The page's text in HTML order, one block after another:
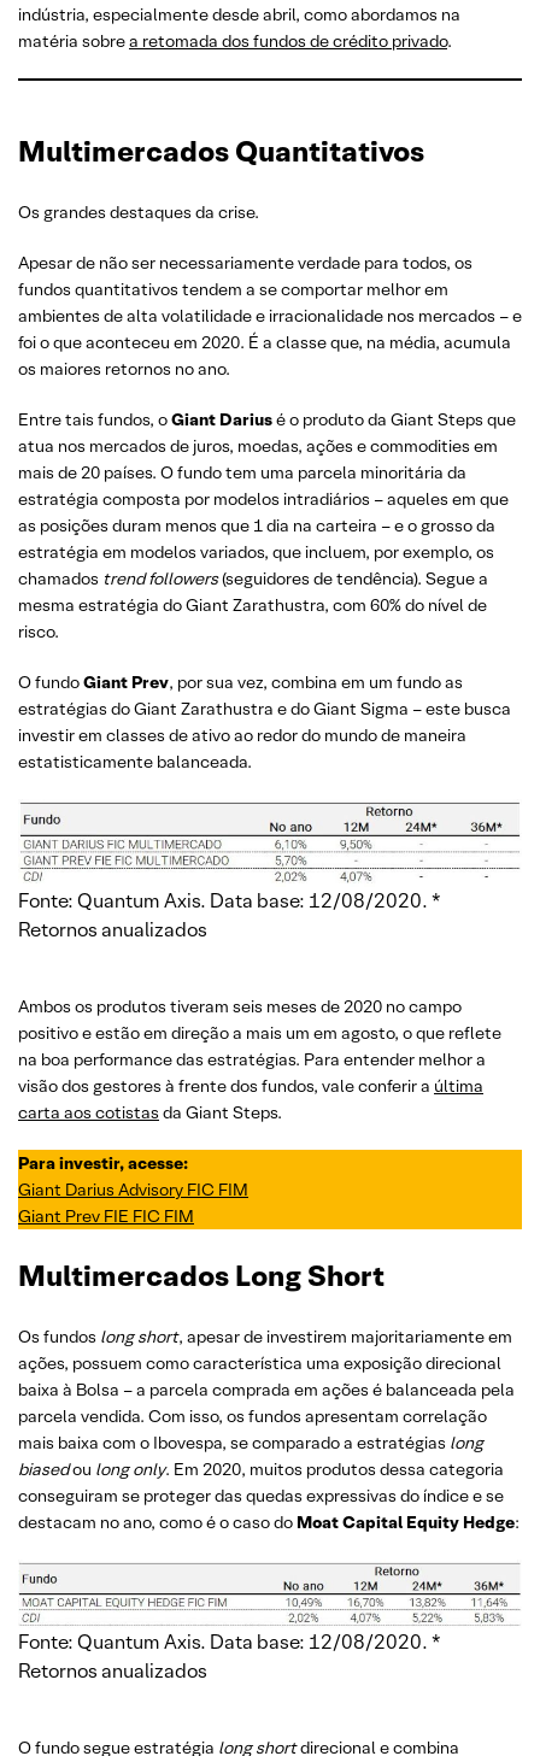
indústria, especialmente desde abril, como abordamos na
matéria sobrea retomada dos fundos de crédito privado.
Multimercados Quantitativos
Os grandes destaques da crise.
Apesar de não ser necessariamente verdade para todos, os
fundos quantitativos tendem a se comportar melhor em
ambientes de alta volatilidade e irracionalidade nos mercados – e
foi o que aconteceu em 2020. É a classe que, na média, acumula
os maiores retornos no ano.
Entre tais fundos, oGiant Dariusé o produto da Giant Steps que
atua nos mercados de juros, moedas, ações e commodities em
mais de 20 países. O fundo tem uma parcela minoritária da
estratégia composta por modelos intradiários – aqueles em que
as posições duram menos que 1 dia na carteira – e o grosso da
estratégia em modelos variados, que incluem, por exemplo, os
chamados trend followers(seguidores de tendência). Segue a
mesma estratégia do Giant Zarathustra, com 60% do nível de
risco.
O fundoGiant Prev, por sua vez, combina em um fundo as
estratégias do Giant Zarathustra e do Giant Sigma – este busca
investir em classes de ativo ao redor do mundo de maneira
estatisticamente balanceada.
Fonte: Quantum Axis. Data base: 12/08/2020. *
Retornos anualizados
Ambos os produtos tiveram seis meses de 2020 no campo
positivo e estão em direção a mais um em agosto, o que reflete
na boa performance das estratégias. Para entender melhor a
visão dos gestores à frente dos fundos, vale conferir a última
carta aos cotistas da Giant Steps.
Para investir, acesse:
Giant Darius Advisory FIC FIM
Giant Prev FIE FIC FIM
Multimercados Long Short
Os fundos long short, apesar de investirem majoritariamente em
ações, possuem como característica uma exposição direcional
baixa à Bolsa – a parcela comprada em ações é balanceada pela
parcela vendida. Com isso, os fundos apresentam correlação
mais baixa com o Ibovespa, se comparado a estratégias long
biasedou long only. Em 2020, muitos produtos dessa categoria
conseguiram se proteger das quedas expressivas do índice e se
destacam no ano, como é o caso do Moat Capital Equity Hedge:
Fonte: Quantum Axis. Data base: 12/08/2020. *
Retornos anualizados
O fundo segue estratégia long shortdirecional e combina